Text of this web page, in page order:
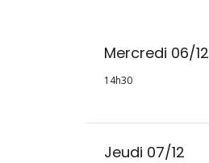
Mercredi 06/12
14h30
Jeudi 07/12